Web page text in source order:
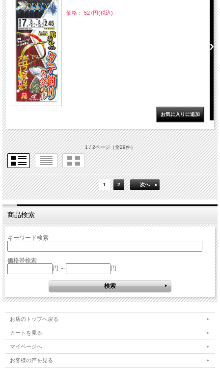
価格： 527円(税込)
1 / 2ページ（全29件）
1 2 次へ
商品検索
キーワード検索
価格帯検索
円 ～
円
お店のトップへ戻る
カートを見る
マイページへ
お客様の声を見る